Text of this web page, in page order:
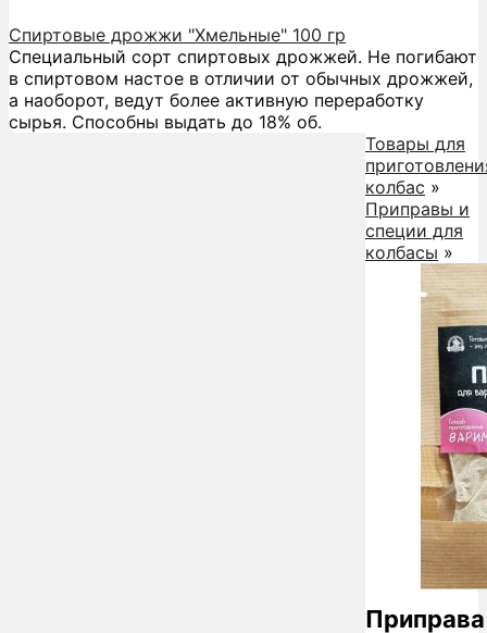
Спиртовые дрожжи "Хмельные" 100 гр
Специальный сорт спиртовых дрожжей. Не погибают
в спиртовом настое в отличии от обычных дрожжей,
а наоборот, ведут более активную переработку
сырья. Способны выдать до 18% об.
Товары для
колбас »
Приправы и
специи для
колбасы »
Приправа